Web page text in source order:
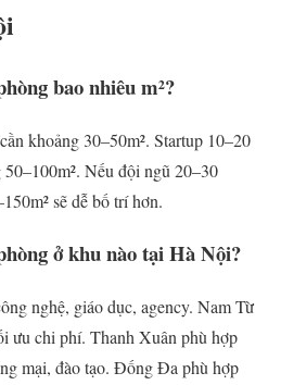
bao nhiêu m²?
khoảng 30–50m². Startup 10–20
Nếu đội ngũ 20–30
sẽ dễ bố trí hơn.
ở khu nào tại Hà Nội?
nghệ, giáo dục, agency. Nam Từ
ưu chi phí. Thanh Xuân phù hợp
mại, đào tạo. Đống Đa phù hợp